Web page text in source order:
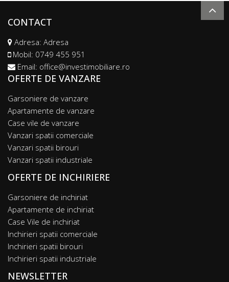
CONTACT
Adresa: Adresa
Mobil: 0749 455 951
Email: office@investimobiliare.ro
OFERTE DE VANZARE
Garsoniere de vanzare
Apartamente de vanzare
Case vile de vanzare
Vanzari spatii comerciale
Vanzari spatii birouri
Vanzari spatii industriale
OFERTE DE INCHIRIERE
Garsoniere de inchiriat
Apartamente de inchiriat
Case Vile de inchiriat
Inchirieri spatii comerciale
Inchirieri spatii birouri
Inchirieri spatii industriale
NEWSLETTER